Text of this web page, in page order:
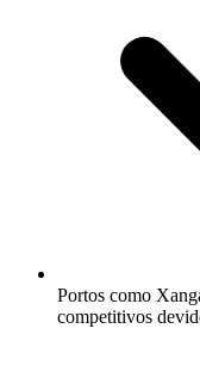
Portos como
competitivos